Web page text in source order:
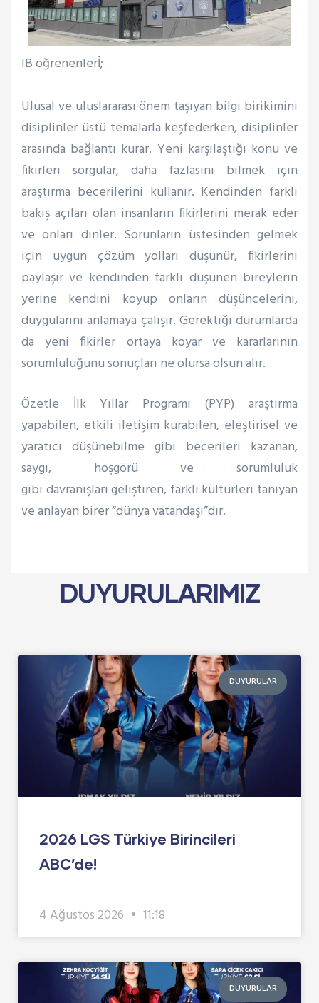
IB öğrenenlerİ;
Ulusal ve uluslararası önem taşıyan bilgi birikimini
disiplinler üstü temalarla keşfederken, disiplinler
arasında bağlantı kurar. Yeni karşılaştığı konu ve
fikirleri sorgular, daha fazlasını bilmek için
araştırma becerilerini kullanır. Kendinden farklı
bakış açıları olan insanların fikirlerini merak eder
ve onları dinler. Sorunların üstesinden gelmek
için uygun çözüm yolları düşünür, fikirlerini
paylaşır ve kendinden farklı düşünen bireylerin
yerine kendini koyup onların düşüncelerini,
duygularını anlamaya çalışır. Gerektiği durumlarda
da yeni fikirler ortaya koyar ve kararlarının
sorumluluğunu sonuçları ne olursa olsun alır.
Özetle İlk Yıllar Programı (PYP) araştırma
yapabilen, etkili iletişim kurabilen, eleştirisel ve
yaratıcı düşünebilme gibi becerileri kazanan,
saygı, hoşgörü ve sorumluluk
gibi davranışları geliştiren, farklı kültürleri tanıyan
ve anlayan birer “dünya vatandaşı”dır.
DUYURULARIMIZ
DUYURULAR
2026 LGS Türkiye Birincileri
ABC’de!
4 Ağustos 2026 11:18
DUYURULAR